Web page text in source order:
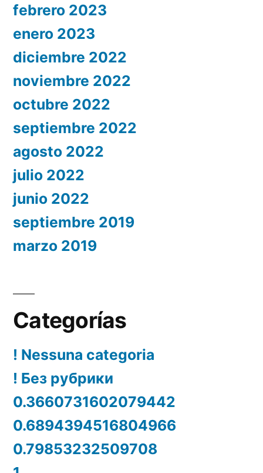
febrero 2023
enero 2023
diciembre 2022
noviembre 2022
octubre 2022
septiembre 2022
agosto 2022
julio 2022
junio 2022
septiembre 2019
marzo 2019
Categorías
! Nessuna categoria
! Без рубрики
0.3660731602079442
0.6894394516804966
0.79853232509708